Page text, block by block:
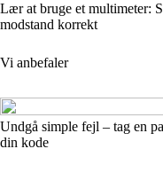
Lær at bruge et multimeter:
modstand korrekt
Vi anbefaler
Undgå simple fejl – tag en
din kode